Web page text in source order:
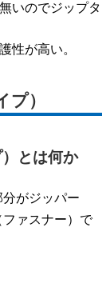
いのでジップタ
性が高い。
）
とは何か
がジッパー
ファスナー）で